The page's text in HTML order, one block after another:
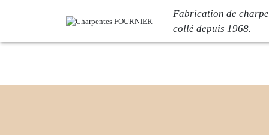
Fabrication de
collé depuis 1968.